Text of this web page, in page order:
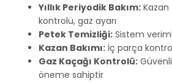
Yıllık Periyodik Bakım:
kontrolü, gaz ayarı
Petek Temizliği: Sistem
Kazan Bakımı: İç parça
Gaz Kaçağı Kontrolü:
öneme sahiptir